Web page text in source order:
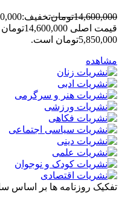
14,600,000تومانتخفیف:
قیمت اصلی 14,600,000تومان بود.
5,850,000تومان است.
مشاهده
تفکیک روزنامه ها بر اساس